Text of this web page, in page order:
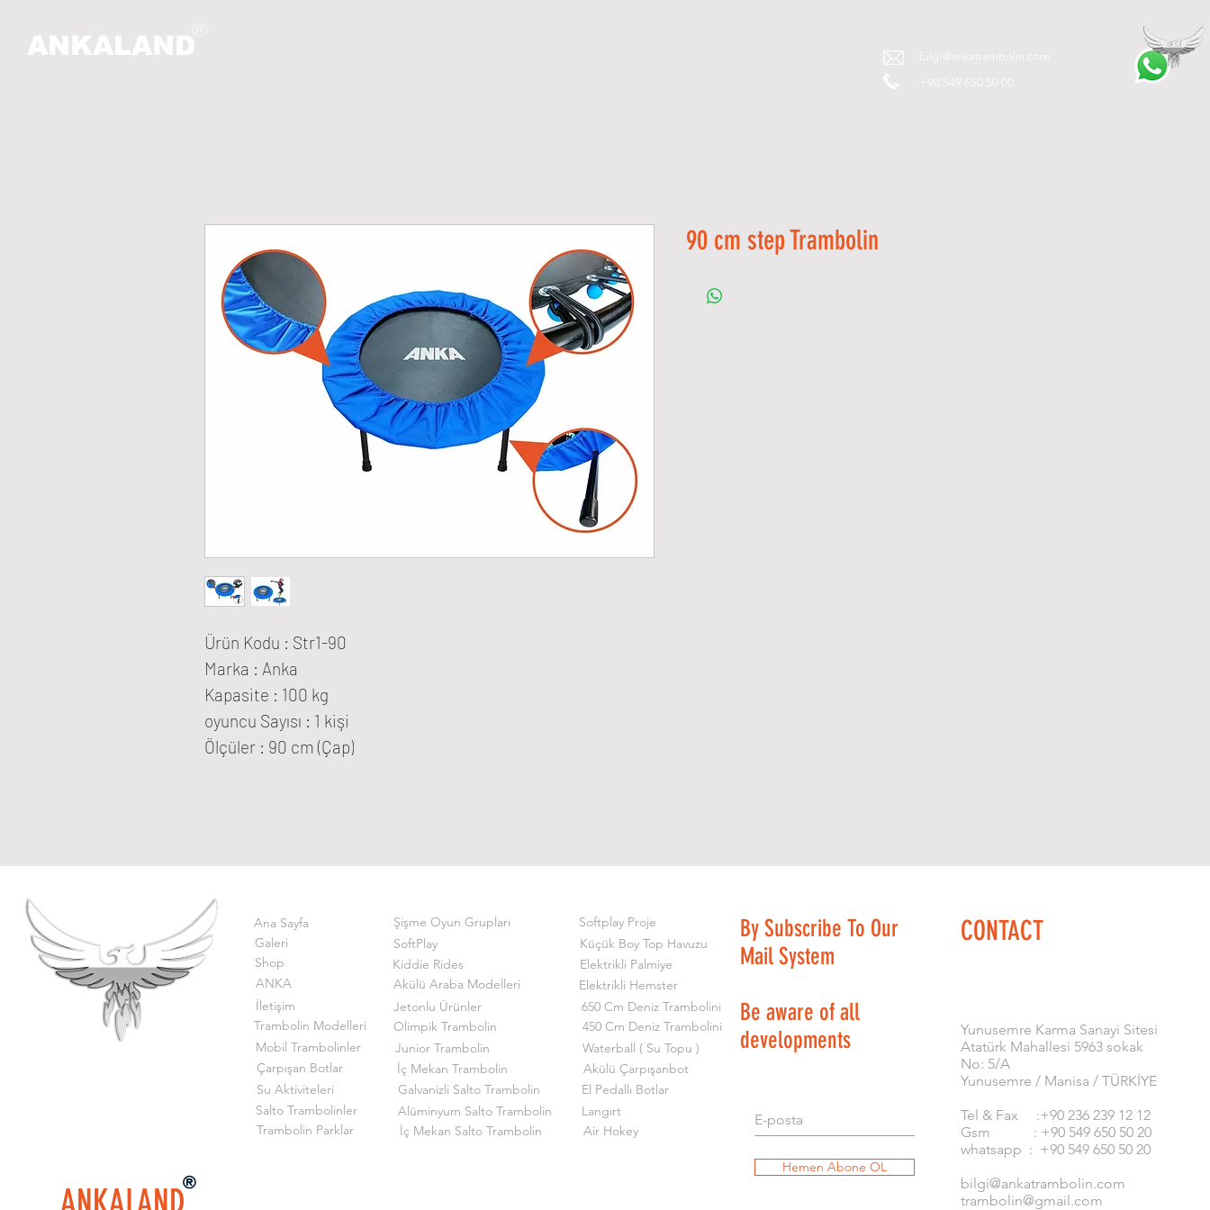
ANKALAND
bilgi@ankatrambolin.com
+90 549 650 50 00
Ürün Kodu : Str1-90
Marka : Anka
Kapasite : 100 kg
oyuncu Sayısı : 1 kişi
Ölçüler : 90 cm (Çap)
90 cm step Trambolin
Ana Sayfa
Galeri
Shop
ANKA
İletişim
Trambolin Modelleri
Mobil Trambolinler
Çarpışan Botlar
Su Aktiviteleri
Salto Trambolinler
Trambolin Parklar
Şişme Oyun Grupları
SoftPlay
Kiddie Rides
Akülü Araba Modelleri
Jetonlu Ürünler
Olimpik Trambolin
Junior Trambolin
İç Mekan Trambolin
Galvanizli Salto Trambolin
Alüminyum Salto Trambolin
İç Mekan Salto Trambolin
Softplay Proje
Küçük Boy Top Havuzu
Elektrikli Palmiye
Elektrikli Hemster
650 Cm Deniz Trambolini
450 Cm Deniz Trambolini
Waterball ( Su Topu )
Akülü Çarpışanbot
El Pedallı Botlar
Langırt
Air Hokey
By Subscribe To Our
Mail System
Be aware of all
developments
Hemen Abone OL
CONTACT
​Yunusemre Karma Sanayi Sitesi
Atatürk Mahallesi 5963 sokak
No: 5/A
Yunusemre / Manisa / TÜRKİYE
Tel & Fax :+90 236 239 12 12
Gsm : +90 549 650 50 20
whatsapp : +90 549 650 50 20
bilgi@ankatrambolin.com
trambolin@gmail.com